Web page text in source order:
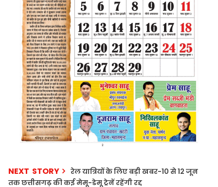
NEXT STORY
रेल यात्रियों के लिए बड़ी खबर-10 से 12 जून
तक छत्तीसगढ़ की कई मेमू-डेमू ट्रेनें रहेंगी रद्द